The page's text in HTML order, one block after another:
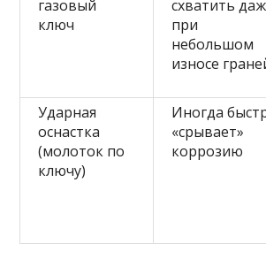
газовый
ключ
схватить
при
небольшом
износе
Ударная
оснастка
(молоток по
ключу)
Иногда
«срывает»
коррозию